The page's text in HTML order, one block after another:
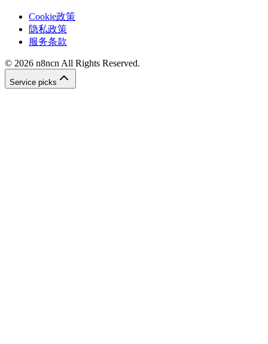
Cookie政策
隐私政策
服务条款
© 2026 n8ncn All Rights Reserved.
Service picks